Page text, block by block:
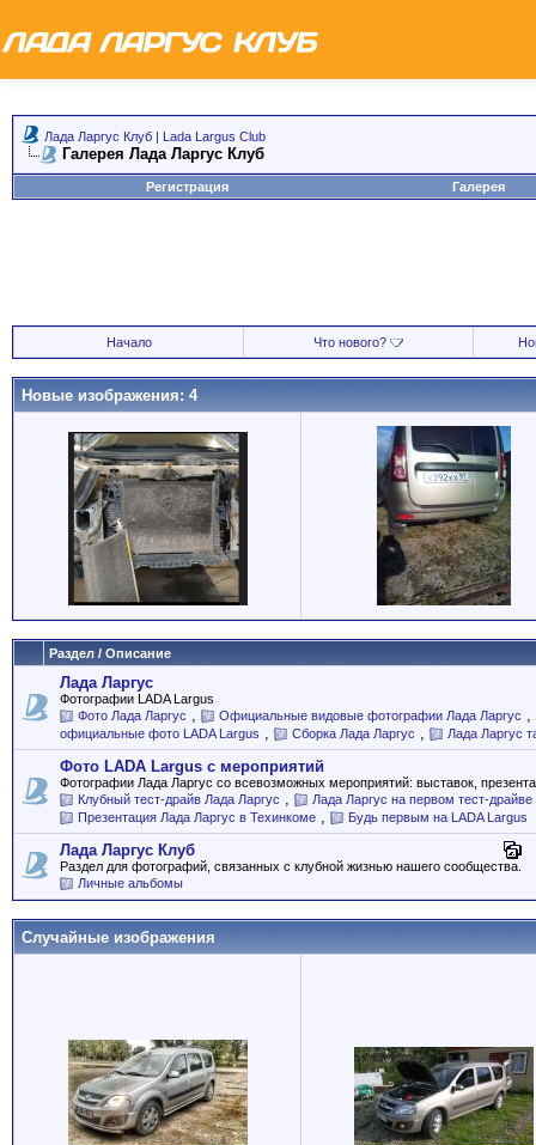
Лада Ларгус Клуб | Lada Largus Club
Галерея Лада Ларгус Клуб
Регистрация Галерея
Начало Что нового?
Новые изображения: 4
Раздел / Описание
Лада Ларгус
Фотографии LADA Largus
Фото Лада Ларгус , Официальные видовые фотографии Лада Ларгус ,
официальные фото LADA Largus , Сборка Лада Ларгус , Лада Ларгус
Фото LADA Largus с мероприятий
Фотографии Лада Ларгус со всевозможных мероприятий: выставок,
Клубный тест-драйв Лада Ларгус ,
Лада Ларгус на первом тест-
Презентация Лада Ларгус в Техинкоме , Будь первым на LADA Largus
Лада Ларгус Клуб
Раздел для фотографий, связанных с клубной жизнью нашего сообщества.
Личные альбомы
Случайные изображения